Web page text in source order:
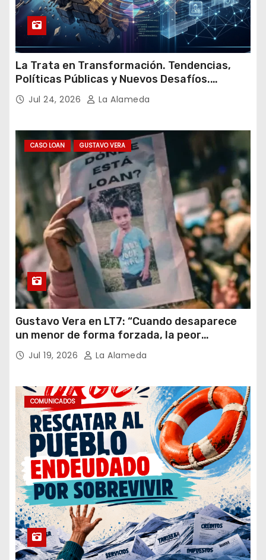
La Trata en Transformación. Tendencias,
Políticas Públicas y Nuevos Desafíos.
Argentina y el Mundo – Julio 2026
Jul 24, 2026 La Alameda
CASO LOAN GUSTAVO VERA
Gustavo Vera en LT7: “Cuando desaparece
un menor de forma forzada, la peor
hipótesis es trata, y así debe seguir
caratulado el caso Loan”
Jul 19, 2026 La Alameda
COMUNICADOS